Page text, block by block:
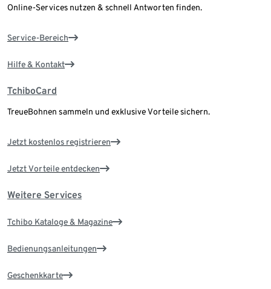
Online-Services nutzen & schnell Antworten finden.
Service-Bereich
Hilfe & Kontakt
TchiboCard
TreueBohnen sammeln und exklusive Vorteile sichern.
Jetzt kostenlos registrieren
Jetzt Vorteile entdecken
Weitere Services
Tchibo Kataloge & Magazine
Bedienungsanleitungen
Geschenkkarte